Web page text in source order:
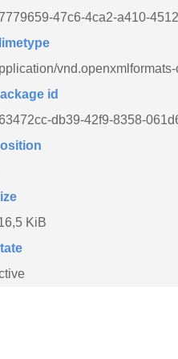
47c6-4ca2-a410-
id
db39-42f9-8358-
KiB